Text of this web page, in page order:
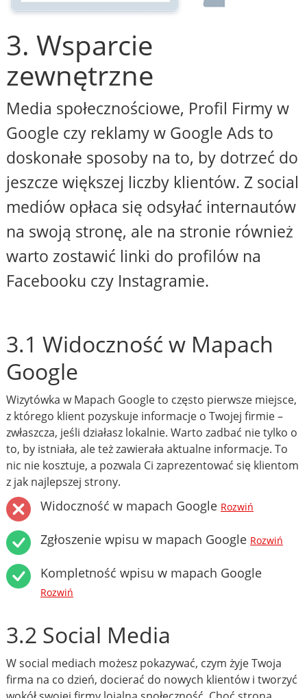
3. Wsparcie
zewnętrzne
Media społecznościowe, Profil Firmy w
Google czy reklamy w Google Ads to
doskonałe sposoby na to, by dotrzeć do
jeszcze większej liczby klientów. Z social
mediów opłaca się odsyłać internautów
na swoją stronę, ale na stronie również
warto zostawić linki do profilów na
Facebooku czy Instagramie.
3.1 Widoczność w Mapach
Google
Wizytówka w Mapach Google to często pierwsze miejsce,
z którego klient pozyskuje informacje o Twojej firmie –
zwłaszcza, jeśli działasz lokalnie. Warto zadbać nie tylko o
to, by istniała, ale też zawierała aktualne informacje. To
nic nie kosztuje, a pozwala Ci zaprezentować się klientom
z jak najlepszej strony.
Widoczność w mapach Google Rozwiń
Zgłoszenie wpisu w mapach Google Rozwiń
Kompletność wpisu w mapach Google
Rozwiń
3.2 Social Media
W social mediach możesz pokazywać, czym żyje Twoja
firma na co dzień, docierać do nowych klientów i tworzyć